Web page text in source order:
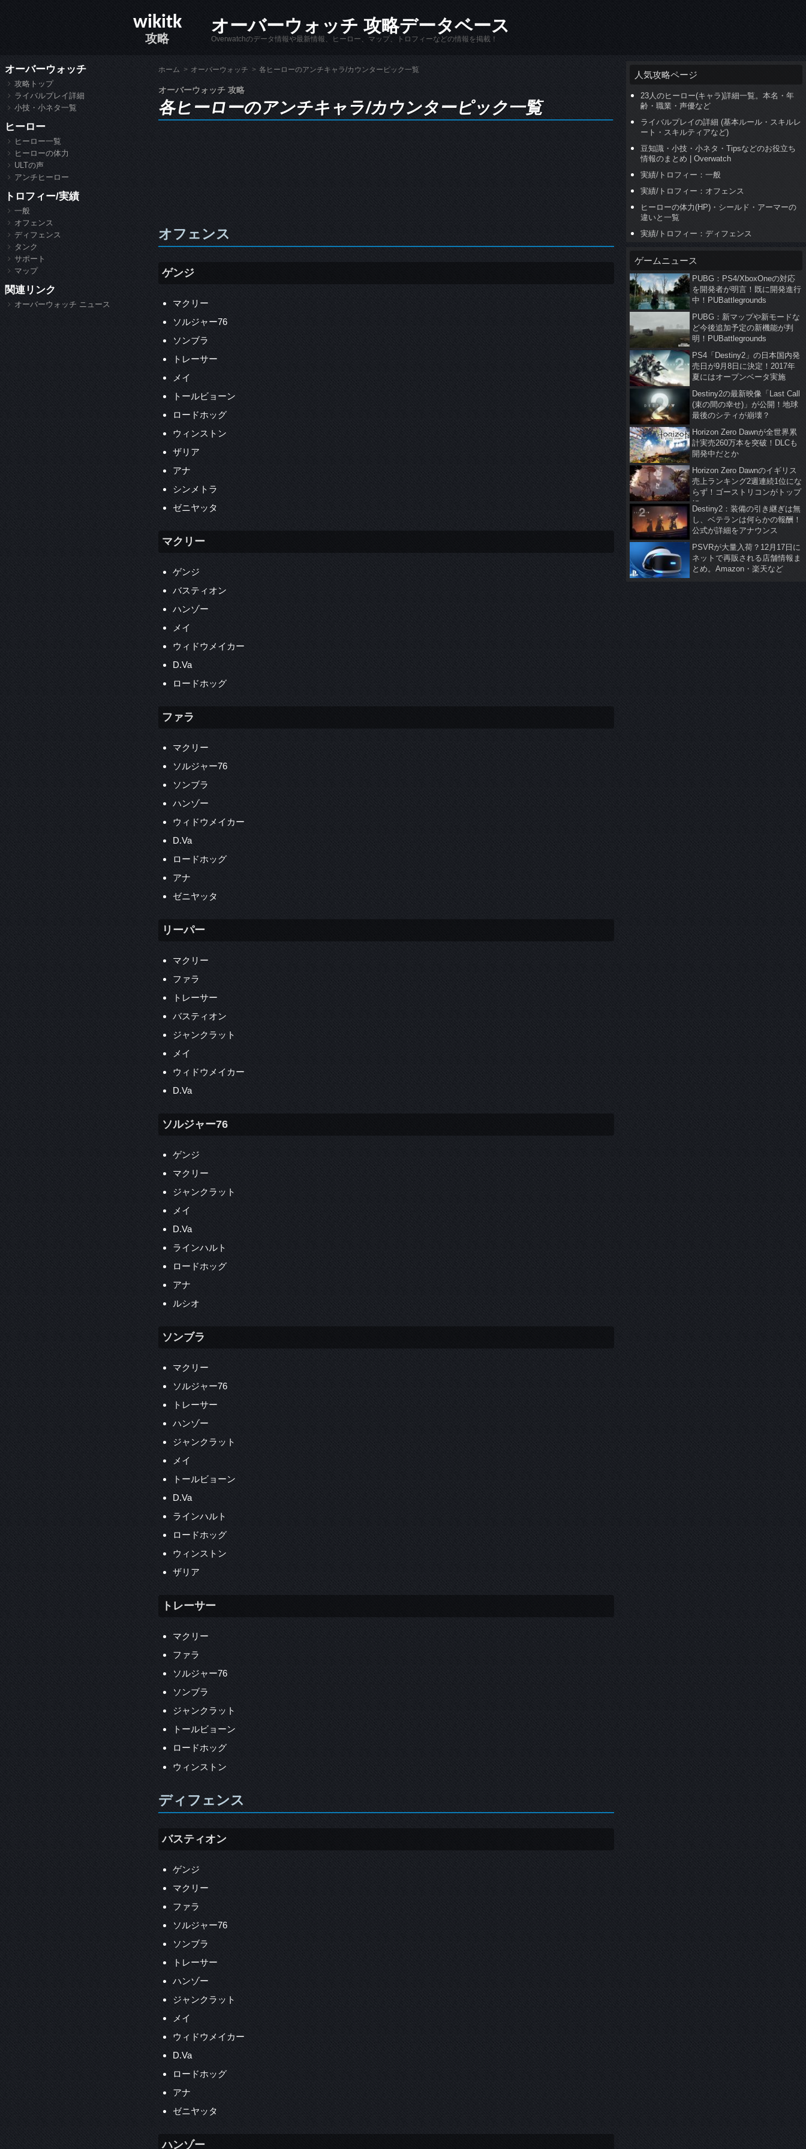
wikitk
攻略
オーバーウォッチ 攻略データベース
Overwatchのデータ情報や最新情報、ヒーロー、マップ、トロフィーなどの情報を掲載！
ホーム オーバーウォッチ 各ヒーローのアンチキャラ/カウンターピック一覧
オーバーウォッチ 攻略
各ヒーローのアンチキャラ/カウンターピック一覧
オフェンス
ゲンジ
マクリー
ソルジャー76
ソンブラ
トレーサー
メイ
トールビョーン
ロードホッグ
ウィンストン
ザリア
アナ
シンメトラ
ゼニヤッタ
マクリー
ゲンジ
バスティオン
ハンゾー
メイ
ウィドウメイカー
D.Va
ロードホッグ
ファラ
マクリー
ソルジャー76
ソンブラ
ハンゾー
ウィドウメイカー
D.Va
ロードホッグ
アナ
ゼニヤッタ
リーパー
マクリー
ファラ
トレーサー
バスティオン
ジャンクラット
メイ
ウィドウメイカー
D.Va
ソルジャー76
ゲンジ
マクリー
ジャンクラット
メイ
D.Va
ラインハルト
ロードホッグ
アナ
ルシオ
ソンブラ
マクリー
ソルジャー76
トレーサー
ハンゾー
ジャンクラット
メイ
トールビョーン
D.Va
ラインハルト
ロードホッグ
ウィンストン
ザリア
トレーサー
マクリー
ファラ
ソルジャー76
ソンブラ
ジャンクラット
トールビョーン
ロードホッグ
ウィンストン
ディフェンス
バスティオン
ゲンジ
マクリー
ファラ
ソルジャー76
ソンブラ
トレーサー
ハンゾー
ジャンクラット
メイ
ウィドウメイカー
D.Va
ロードホッグ
アナ
ゼニヤッタ
ハンゾー
オーバーウォッチ
攻略トップ
ライバルプレイ詳細
小技・小ネタ一覧
ヒーロー
ヒーロー一覧
ヒーローの体力
ULTの声
アンチヒーロー
トロフィー/実績
一般
オフェンス
ディフェンス
タンク
サポート
マップ
関連リンク
オーバーウォッチ ニュース
人気攻略ページ
23人のヒーロー(キャラ)詳細一覧。本名・年
齢・職業・声優など
ライバルプレイの詳細 (基本ルール・スキルレ
ート・スキルティアなど)
豆知識・小技・小ネタ・Tipsなどのお役立ち
情報のまとめ | Overwatch
実績/トロフィー：一般
実績/トロフィー：オフェンス
ヒーローの体力(HP)・シールド・アーマーの
違いと一覧
実績/トロフィー：ディフェンス
ゲームニュース
PUBG：PS4/XboxOneの対応
を開発者が明言！既に開発進行
中！PUBattlegrounds
PUBG：新マップや新モードな
ど今後追加予定の新機能が判
明！PUBattlegrounds
PS4「Destiny2」の日本国内発
売日が9月8日に決定！2017年
夏にはオープンベータ実施
Destiny2の最新映像「Last Call
(束の間の幸せ)」が公開！地球
最後のシティが崩壊？
Horizon Zero Dawnが全世界累
計実売260万本を突破！DLCも
開発中だとか
Horizon Zero Dawnのイギリス
売上ランキング2週連続1位にな
らず！ゴーストリコンがトップ
に
Destiny2：装備の引き継ぎは無
し、ベテランは何らかの報酬！
公式が詳細をアナウンス
PSVRが大量入荷？12月17日に
ネットで再販される店舗情報ま
とめ。Amazon・楽天など